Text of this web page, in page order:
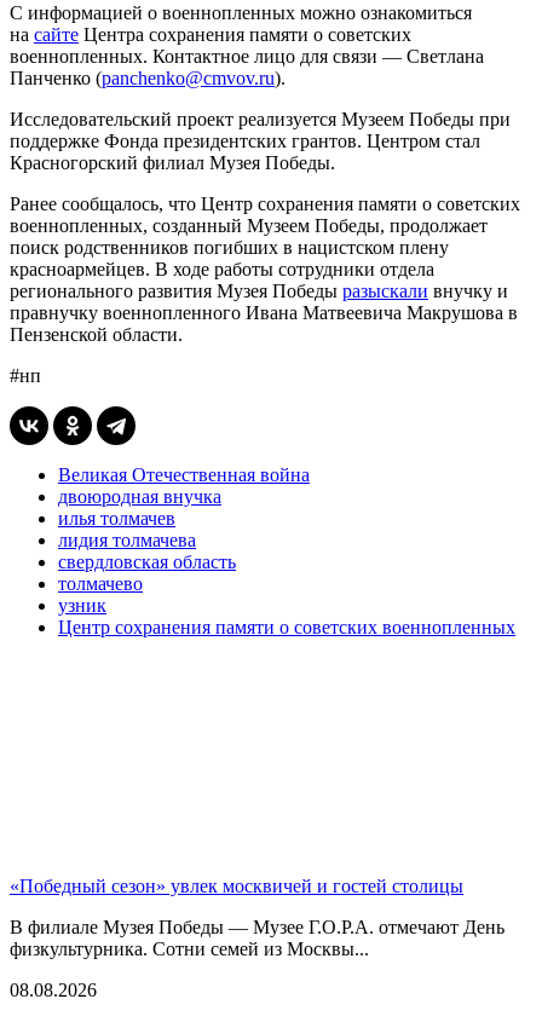
С информацией о военнопленных можно ознакомиться
на сайте Центра сохранения памяти о советских
военнопленных. Контактное лицо для связи — Светлана
Панченко (panchenko@cmvov.ru).
Исследовательский проект реализуется Музеем Победы при
поддержке Фонда президентских грантов. Центром стал
Красногорский филиал Музея Победы.
Ранее сообщалось, что Центр сохранения памяти о советских
военнопленных, созданный Музеем Победы, продолжает
поиск родственников погибших в нацистском плену
красноармейцев. В ходе работы сотрудники отдела
регионального развития Музея Победы разыскали внучку и
правнучку военнопленного Ивана Матвеевича Макрушова в
Пензенской области.
#нп
Великая Отечественная война
двоюродная внучка
илья толмачев
лидия толмачева
свердловская область
толмачево
узник
Центр сохранения памяти о советских военнопленных
«Победный сезон» увлек москвичей и гостей столицы
В филиале Музея Победы — Музее Г.О.Р.А. отмечают День
физкультурника. Сотни семей из Москвы...
08.08.2026